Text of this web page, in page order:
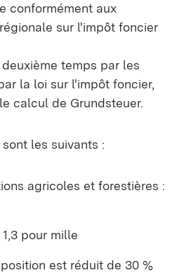
conformément aux
sur l'impôt foncier
temps par les
la loi sur l'impôt foncier,
calcul de Grundsteuer.
les suivants :
agricoles et forestières :
pour mille
est réduit de 30 %